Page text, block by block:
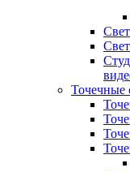
Точечные